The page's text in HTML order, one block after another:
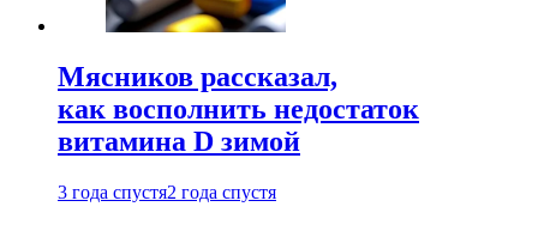
Мясников рассказал,
как восполнить недостаток
витамина D зимой
3 года спустя2 года спустя